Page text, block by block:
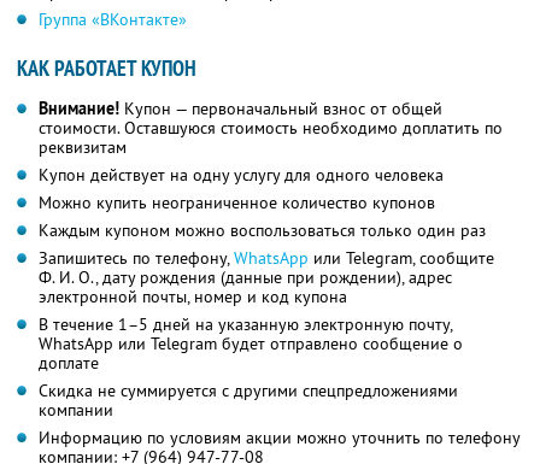
Группа «ВКонтакте»
КАК РАБОТАЕТ КУПОН
Внимание! Купон — первоначальный взнос от общей
стоимости. Оставшуюся стоимость необходимо доплатить по
реквизитам
Купон действует на одну услугу для одного человека
Можно купить неограниченное количество купонов
Каждым купоном можно воспользоваться только один раз
Запишитесь по телефону,WhatsApp или Telegram, сообщите
Ф. И. О.,дату рождения (данные при рождении), адрес
электронной почты, номер и код купона
В течение 1–5 дней на указанную электронную почту,
WhatsApp или Telegram будет отправлено сообщение о
доплате
Скидка не суммируется с другими спецпредложениями
компании
Информацию по условиям акции можно уточнить по телефону
компании: +7 (964) 947-77-08